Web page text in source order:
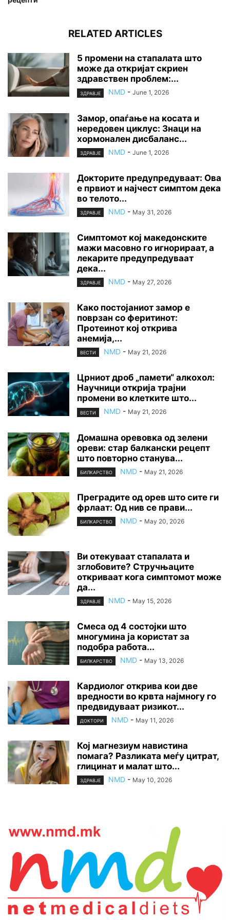
RELATED ARTICLES
5 промени на стапалата што
може да откријат скриен
здравствен проблем:...
ЗДРАВЈЕ NMD - June 1, 2026
Замор, опаѓање на косата и
нередовен циклус: Знаци на
хормонален дисбаланс...
ЗДРАВЈЕ NMD - June 1, 2026
Докторите предупредуваат: Ова
е првиот и најчест симптом дека
во телото...
ЗДРАВЈЕ NMD - May 31, 2026
Симптомот кој македонските
мажи масовно го игнорираат, а
лекарите предупредуваат
дека...
ЗДРАВЈЕ NMD - May 27, 2026
Како постојаниот замор е
поврзан со феритинот:
Протеинот кој открива
анемија,...
ВЕСТИ NMD - May 21, 2026
Црниот дроб „памети“ алкохол:
Научници открија трајни
промени во клетките што...
ВЕСТИ NMD - May 21, 2026
Домашна оревовка од зелени
ореви: стар балкански рецепт
што повторно станува...
БИЛКАРСТВО NMD - May 21, 2026
Преградите од орев што сите ги
фрлаат: Од нив се прави...
БИЛКАРСТВО NMD - May 20, 2026
Ви отекуваат стапалата и
зглобовите? Стручњаците
откриваат кога симптомот може
да...
ЗДРАВЈЕ NMD - May 15, 2026
Смеса од 4 состојки што
многумина ја користат за
подобра работа...
БИЛКАРСТВО NMD - May 13, 2026
Кардиолог открива кои две
вредности во крвта најмногу го
предвидуваат ризикот...
ДОКТОРИ NMD - May 11, 2026
Кој магнезиум навистина
помага? Разликата меѓу цитрат,
глицинат и малат што...
ЗДРАВЈЕ NMD - May 10, 2026